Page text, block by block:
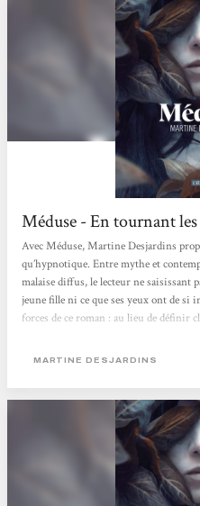
Méduse - En tournant les
Avec Méduse, Martine Desjardins
qu’hypnotique. Entre mythe et
malaise diffus, le lecteur ne saisissant
jeune fille ni ce que ses yeux ont de si
forces de ce roman : au lieu de définir
poisseuse, l’écriture nous enferme
MARTINE DESJARDINS